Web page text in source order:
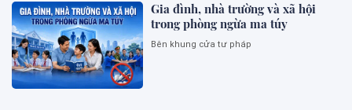
Gia đình, nhà trường và xã hội
trong phòng ngừa ma túy
Bên khung cửa tư pháp